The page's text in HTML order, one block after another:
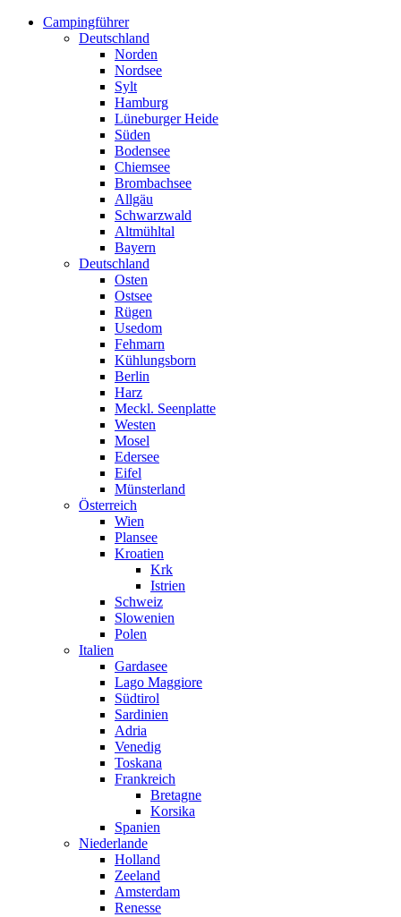
Campingführer
Deutschland
Norden
Nordsee
Sylt
Hamburg
Lüneburger Heide
Süden
Bodensee
Chiemsee
Brombachsee
Allgäu
Schwarzwald
Altmühltal
Bayern
Deutschland
Osten
Ostsee
Rügen
Usedom
Fehmarn
Kühlungsborn
Berlin
Harz
Meckl. Seenplatte
Westen
Mosel
Edersee
Eifel
Münsterland
Österreich
Wien
Plansee
Kroatien
Krk
Istrien
Schweiz
Slowenien
Polen
Italien
Gardasee
Lago Maggiore
Südtirol
Sardinien
Adria
Venedig
Toskana
Frankreich
Bretagne
Korsika
Spanien
Niederlande
Holland
Zeeland
Amsterdam
Renesse